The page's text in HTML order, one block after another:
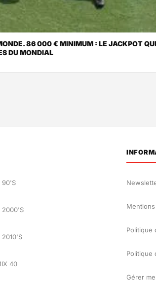
86 000 € MINIMUM : LE JACKPOT
DU MONDIAL
90'S
2000'S
2010'S
40
Politique
Politique
Gérer